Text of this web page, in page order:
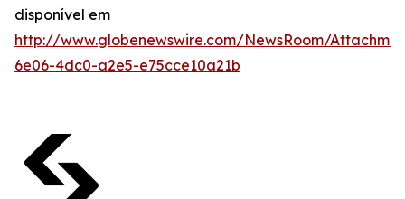
disponível em
http://www.globenewswire.com/NewsRoom/
6e06-4dc0-a2e5-e75cce10a21b